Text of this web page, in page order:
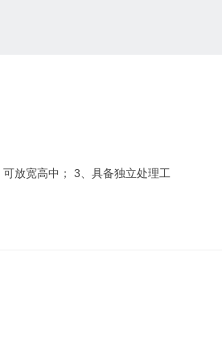
放宽高中； 3、具备独立处理工